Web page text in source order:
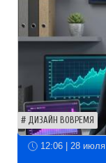
ДИЗАЙН ВОВРЕМЯ
12:06 | 28 июля